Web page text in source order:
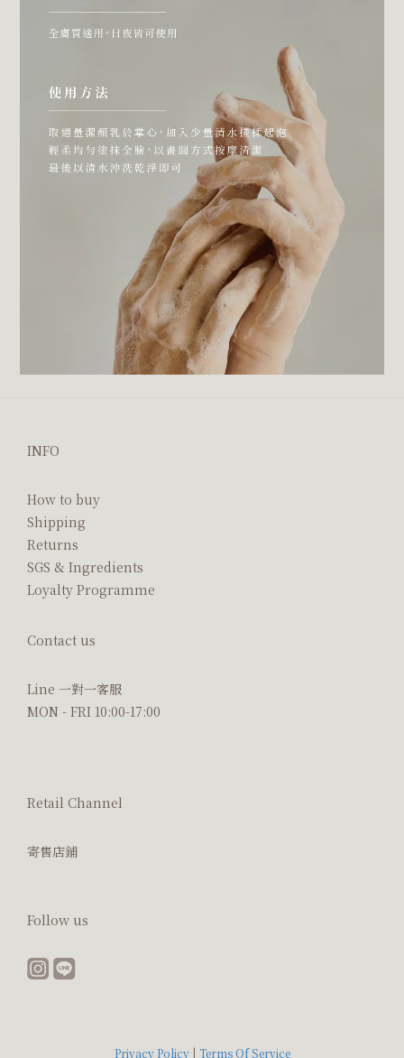
INFO
How to buy
Shipping
Returns
SGS & Ingredients
Loyalty Programme
Contact us
Line 一對一客服
MON - FRI 10:00-17:00
Retail Channel
寄售店鋪
Follow us
Privacy Policy| Terms Of Service